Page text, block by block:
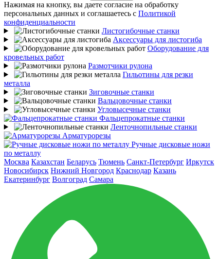
Нажимая на кнопку, вы даете согласие на обработку
персональных данных и соглашаетесь с Политикой
конфиденциальности
Листогибочные станки
Аксессуары для листогиба
Оборудование для
кровельных работ
Размотчики рулона
Гильотины для резки
металла
Зиговочные станки
Вальцовочные станки
Угловысечные станки
Фальцепрокатные станки
Ленточнопильные станки
Арматурорезы
Ручные дисковые ножи
по металлу
Москва Казахстан Беларусь Тюмень Санкт-Петербург Иркутск
Новосибирск Нижний Новгород Краснодар Казань
Екатеринбург Волгоград Самара